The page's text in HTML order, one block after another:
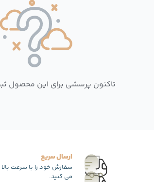
تاکنون پرسشی برای این محصول
ارسال سریع
سفارش خود را با سرعت
می کنید.